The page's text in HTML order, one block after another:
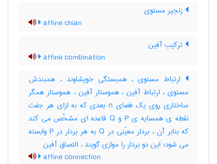
زنجیر مستوی
affine chian
ترکیب آفین
affine combination
ارتباط مستوی ، همبستگی خویشاوند ، همبندش
مستوی ، ارتباط آفین ، هموستار آفین ، هموستار همگر
ساختاری روی یک فضای n بعدی که به ازای هر جفت
نقطه ی همسایه ی P و Q قاعده ای مشخّص می کند
که بنابر آن ، بردار معیّنی در Q به هر بردار در P وابسته
می شود؛ این دو بردار را موازی گویند ، التصاق آفین
affine connection